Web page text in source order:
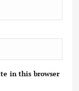
in this browser